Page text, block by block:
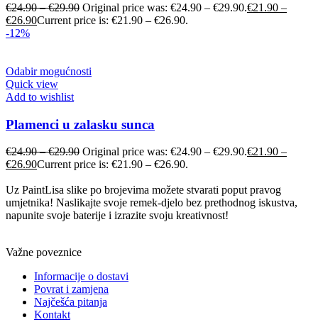
€24.90–€29.90 Original price was: €24.90 – €29.90.€21.90 –
€26.90Current price is: €21.90 – €26.90.
-12%
Odabir mogućnosti
Quick view
Add to wishlist
Plamenci u zalasku sunca
€24.90–€29.90 Original price was: €24.90 – €29.90.€21.90 –
€26.90Current price is: €21.90 – €26.90.
Uz PaintLisa slike po brojevima možete stvarati poput pravog
umjetnika! Naslikajte svoje remek-djelo bez prethodnog iskustva,
napunite svoje baterije i izrazite svoju kreativnost!
Važne poveznice
Informacije o dostavi
Povrat i zamjena
Najčešća pitanja
Kontakt